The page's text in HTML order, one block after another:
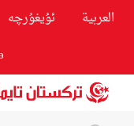
العربية ئۇيغۇرچە